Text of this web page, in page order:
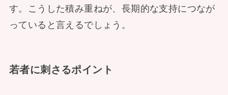
す。こうした積み重ねが、長期的な支持につなが
っていると言えるでしょう。
若者に刺さるポイント